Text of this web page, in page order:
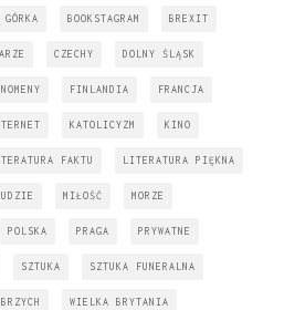
BOOKSTAGRAM BREXIT
CZECHY DOLNY ŚLĄSK
FINLANDIA FRANCJA
KATOLICYZM KINO
FAKTU LITERATURA PIĘKNA
MIŁOŚĆ MORZE
POLSKA PRAGA PRYWATNE
SZTUKA SZTUKA FUNERALNA
WIELKA BRYTANIA